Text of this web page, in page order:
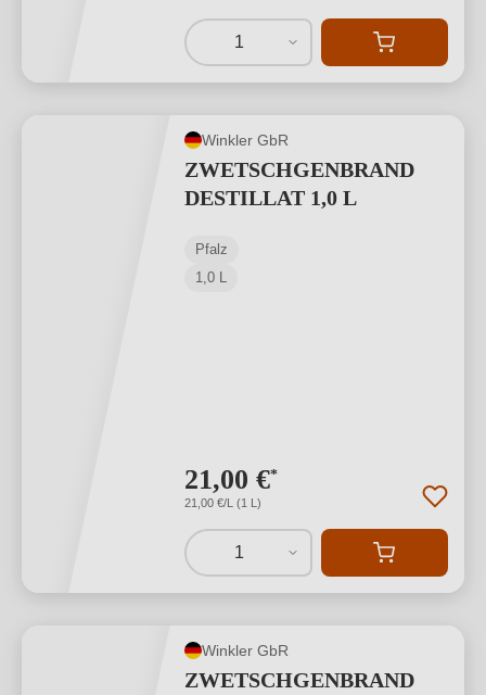
1
Winkler GbR
ZWETSCHGENBRAND
DESTILLAT 1,0 L
Pfalz
1,0 L
21,00 €*
21,00 €/L (1 L)
1
Winkler GbR
ZWETSCHGENBRAND